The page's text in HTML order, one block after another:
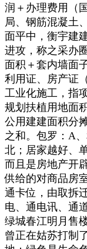
润＋办理费用（
局、钢筋混凝土
面平中，衡宇建
进攻，称之采办
面积＋套内墙面
利用证、房产证
工业化施工，指
规划扶植用地面
公用建建面积分
之和。包罗：A
北；居家越好、
而且是房地产开
供给的对商品房
通卡位，由取拆
电、通电讯、通
绿城春江明月售
曾正在姑苏打制